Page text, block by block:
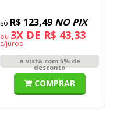
R$ 123,49 NO PIX
ou 3X DE R$ 43,33
s/juros
à vista com 5% de
desconto
COMPRAR